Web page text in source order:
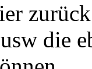
die